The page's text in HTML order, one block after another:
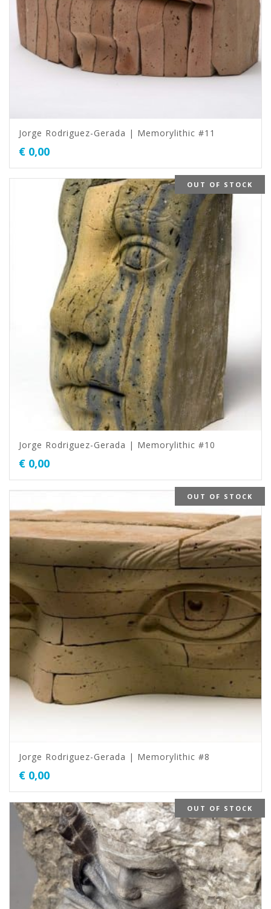
Jorge Rodriguez-Gerada | Memorylithic #11
€ 0,00
OUT OF STOCK
Jorge Rodriguez-Gerada | Memorylithic #10
€ 0,00
OUT OF STOCK
Jorge Rodriguez-Gerada | Memorylithic #8
€ 0,00
OUT OF STOCK